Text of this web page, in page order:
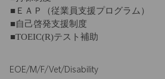
■ＥＡＰ（従業員支援プログラム）
■自己啓発支援制度
■TOEIC(R)テスト補助
EOE/M/F/Vet/Disability